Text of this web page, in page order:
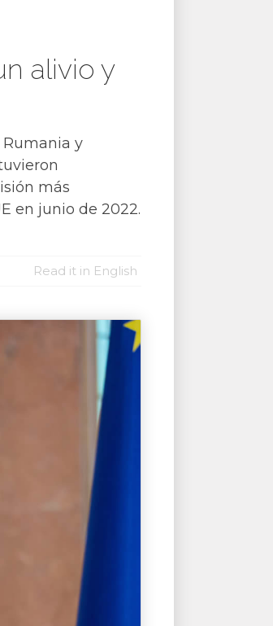
alivio y
y
más
en junio de 2022.
Read it in English